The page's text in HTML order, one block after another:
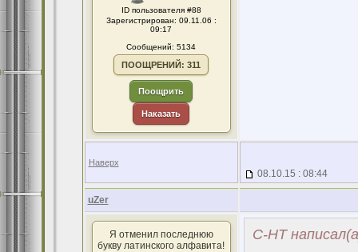
ID пользователя #88
Зарегистрирован: 09.11.06 :
09:17
Сообщений: 5134
ПООЩРЕНИЙ: 311
Поощрить
Наказать
Наверх
08.10.15 : 08:44
uZer
Я отменил последнюю
букву латинского алфавита!
С-НТ